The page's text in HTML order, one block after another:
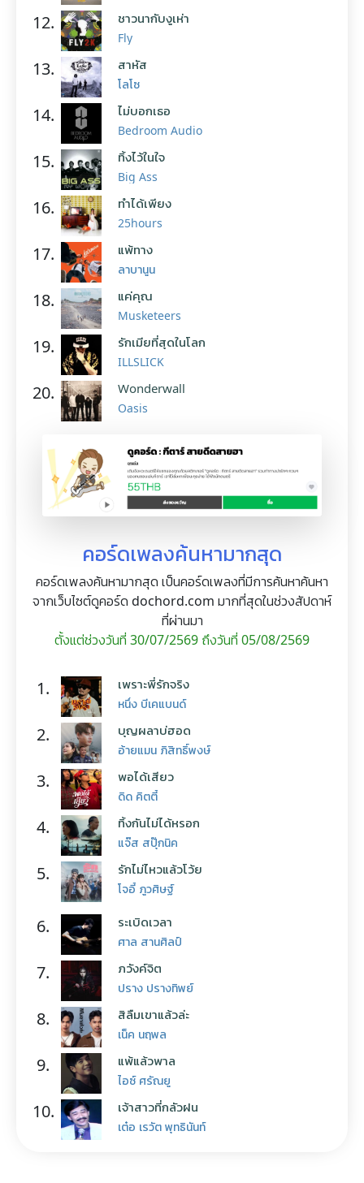
12. ชาวนากับงูเห่า
Fly
13. สาหัส
โลโซ
14. ไม่บอกเธอ
Bedroom Audio
15. ทิ้งไว้ในใจ
Big Ass
16. ทำได้เพียง
25hours
17. แพ้ทาง
ลาบานูน
18. แค่คุณ
Musketeers
19. รักเมียที่สุดในโลก
ILLSLICK
20. Wonderwall
Oasis
คอร์ดเพลงค้นหามากสุด
คอร์ดเพลงค้นหามากสุด เป็นคอร์ดเพลงที่มีการค้นหาค้นหา
จากเว็บไซต์ดูคอร์ด dochord.com มากที่สุดในช่วงสัปดาห์
ที่ผ่านมา
ตั้งแต่ช่วงวันที่ 30/07/2569 ถึงวันที่ 05/08/2569
1. เพราะพี่รักจริง
หนึ่ง บีเคแบนด์
2. บุญผลาบ่ฮอด
อ้ายแมน ภิสิทธิ์พงษ์
3. พอได้เสียว
ดิด คิตตี้
4. ทิ้งกันไม่ได้หรอก
แจ๊ส สปุ๊กนิค
5. รักไม่ไหวแล้วโว้ย
โจอี้ ภูวศิษฐ์
6. ระเบิดเวลา
ศาล สานศิลป์
7. ภวังค์จิต
ปราง ปรางทิพย์
8. สิลืมเขาแล้วล่ะ
เน็ค นฤพล
9. แพ้แล้วพาล
ไอซ์ ศรัณยู
10. เจ้าสาวที่กลัวฝน
เต๋อ เรวัต พุทธินันท์